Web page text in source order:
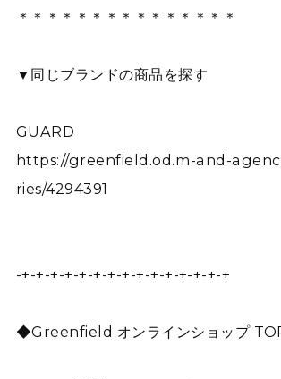
＊＊＊＊＊＊＊＊＊＊＊＊＊＊＊
▼同じブランドの商品を探す
GUARD
https://greenfield.od.m-and-
ries/4294391
-+-+-+-+-+-+-+-+-+-+-+-+-+-+-+
◆Greenfield オンラインショップ